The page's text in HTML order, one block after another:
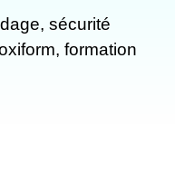
sécurité
formation